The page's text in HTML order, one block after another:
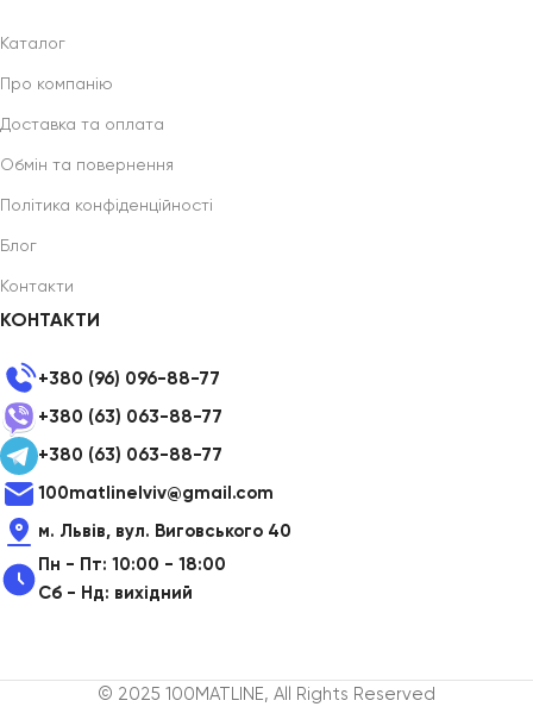
Каталог
Про компанію
Доставка та оплата
Обмін та повернення
Політика конфіденційності
Блог
Контакти
КОНТАКТИ
+380 (96) 096-88-77
+380 (63) 063-88-77
+380 (63) 063-88-77
100matlinelviv@gmail.com
м. Львів, вул. Виговського 40
Пн - Пт: 10:00 - 18:00
Сб - Нд: вихідний
© 2025 100MATLINE, All Rights Reserved